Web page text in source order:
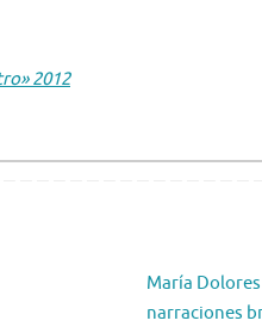
2012
María
narraciones